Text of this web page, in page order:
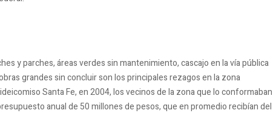
y parches, áreas verdes sin mantenimiento, cascajo en la vía pública
grandes sin concluir son los principales rezagos en la zona
Santa Fe, en 2004, los vecinos de la zona que lo conformaban
anual de 50 millones de pesos, que en promedio recibían del